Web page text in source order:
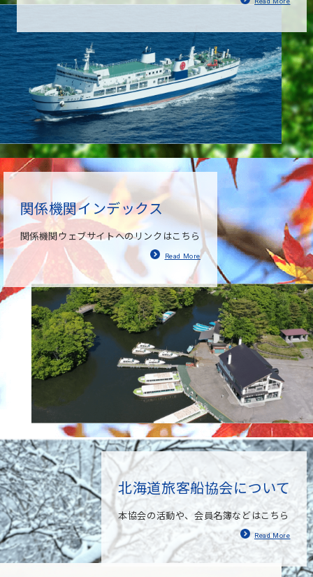
関係機関インデックス
関係機関ウェブサイトへのリンクはこちら
Read More
北海道旅客船協会について
本協会の活動や、会員名簿などはこちら
Read More